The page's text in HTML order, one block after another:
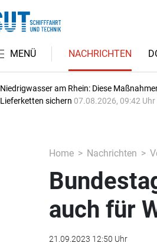
MENÜ NACHRICHTEN
Niedrigwasser am Rhein: Diese
Lieferketten sichern 07.08.2026, 09:42 Uhr
Home Nachrichten
auch für
21.09.2023 12:50 Uhr